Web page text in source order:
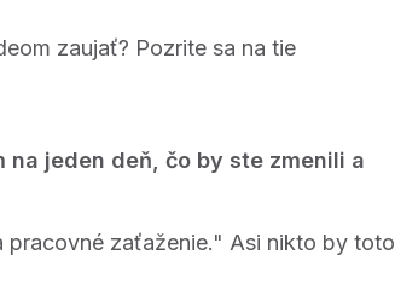
zaujať? Pozrite sa na tie
jeden deň, čo by ste zmenili a
zaťaženie." Asi nikto by toto